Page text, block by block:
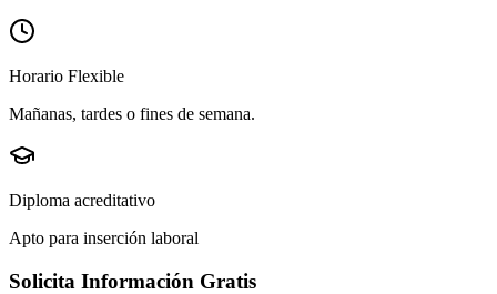
Horario Flexible
Mañanas, tardes o fines de semana.
Diploma acreditativo
Apto para inserción laboral
Solicita Información Gratis